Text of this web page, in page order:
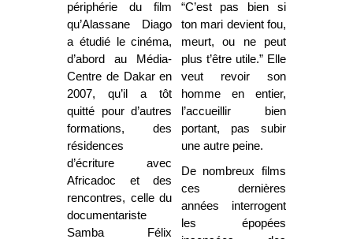
périphérie du film
qu’Alassane Diago
a étudié le cinéma,
d’abord au Média-
Centre de Dakar en
2007, qu’il a tôt
quitté pour d’autres
formations, des
résidences
d’écriture avec
Africadoc et des
rencontres, celle du
documentariste
Samba Félix
“C’est pas bien si
ton mari devient fou,
meurt, ou ne peut
plus t’être utile.” Elle
veut revoir son
homme en entier,
l’accueillir bien
portant, pas subir
une autre peine.
De nombreux films
ces dernières
années interrogent
les épopées